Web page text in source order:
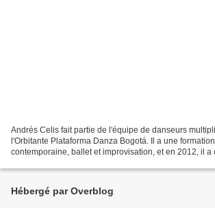
Andrés Celis fait partie de l'équipe de danseurs
l'Orbitante Plataforma Danza Bogotá. Il a une
contemporaine, ballet et improvisation, et en 2012, il a
Hébergé par Overblog